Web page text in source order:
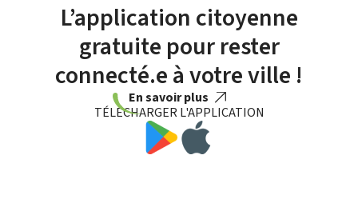
L’application citoyenne
gratuite pour rester
connecté.e à votre ville !
En savoir plus
TÉLÉCHARGER L'APPLICATION